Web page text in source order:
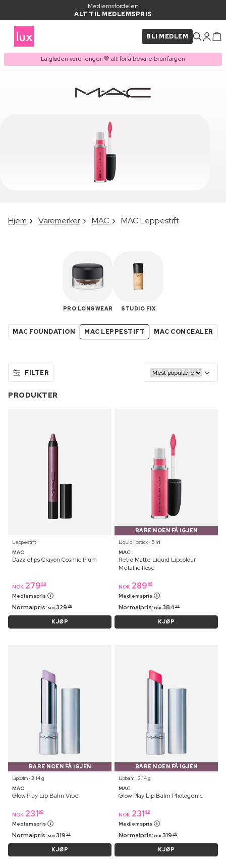
Medlemsfordeler:
ALT TIL MEDLEMSPRIS
BLI MEDLEM
La gløden vare lenger 🤎 alt for å bevare brunfargen
Hjem Varemerker MAC MAC Leppestift
PRO LONGWEAR STUDIO FIX
MAC FOUNDATION MAC LEPPESTIFT MAC CONCEALER
FILTER
PRODUKTER
Leppestift ⋅
MAC
Dazzlelips Crayon Cosmic Plum
NOK 279 95
Medlemspris
Normalpris: NOK 329 95
KJØP
BARE NOEN FÅ IGJEN
Liquid lipstick ⋅ 5 ml
MAC
Retro Matte Liquid Lipcolour
Metallic Rose
NOK 289 95
Medlemspris
Normalpris: NOK 384 95
KJØP
BARE NOEN FÅ IGJEN
Lipbalm ⋅ 3.14 g
MAC
Glow Play Lip Balm Vibe
NOK 231 95
Medlemspris
Normalpris: NOK 319 95
KJØP
BARE NOEN FÅ IGJEN
Lipbalm ⋅ 3.14 g
MAC
Glow Play Lip Balm Photogenic
NOK 231 95
Medlemspris
Normalpris: NOK 319 95
KJØP